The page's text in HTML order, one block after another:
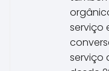
serviço
serviço